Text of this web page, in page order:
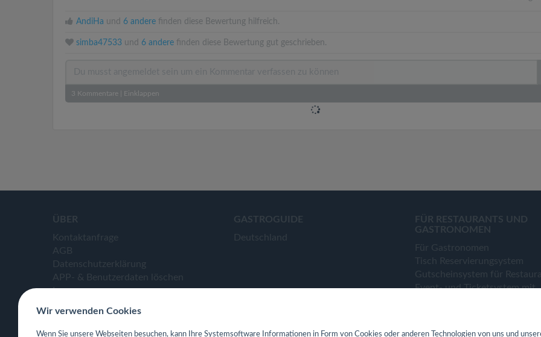
AndiHa und 6 andere finden diese Bewertung hilfreich.
simba47533 und 6 andere finden diese Bewertung gut geschrieben.
3 Kommentare Einklappen
ÜBER
Kontaktanfrage
AGB
Datenschutzerklärung
APP- & Benutzerdaten löschen
Impressum
GASTROGUIDE
Deutschland
FÜR RESTAURANTS UND
GASTRONOMEN
Für Gastronomen
Tisch Reservierungsystem
Gutscheinsystem für
Event- und Ticketsystem mit
Wir verwenden Cookies
Wenn Sie unsere Webseiten besuchen, kann Ihre Systemsoftware Informationen in Form von Cookies oder anderen Technologien von uns und